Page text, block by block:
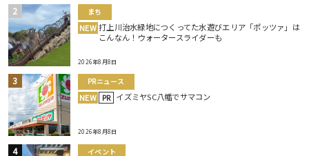
まち
NEW 打上川治水緑地につくってた水遊びエリア「ポッツァ」は
こんなん！ウォータースライダーも
2026年8月8日
PRニュース
NEW PR イズミヤSC八幡でサマコン
2026年8月8日
イベント